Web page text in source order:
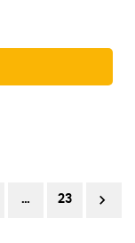
… 23 